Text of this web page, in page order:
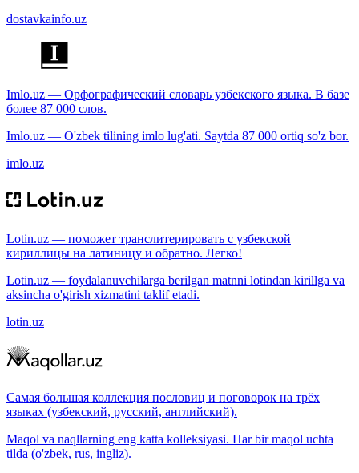
dostavkainfo.uz
Imlo.uz — Орфографический словарь узбекского языка. В базе
более 87 000 слов.
Imlo.uz — O'zbek tilining imlo lug'ati. Saytda 87 000 ortiq so'z bor.
imlo.uz
Lotin.uz — поможет транслитерировать с узбекской
кириллицы на латиницу и обратно. Легко!
Lotin.uz — foydalanuvchilarga berilgan matnni lotindan kirillga va
aksincha o'girish xizmatini taklif etadi.
lotin.uz
Самая большая коллекция пословиц и поговорок на трёх
языках (узбекский, русский, английский).
Maqol va naqllarning eng katta kolleksiyasi. Har bir maqol uchta
tilda (o'zbek, rus, ingliz).